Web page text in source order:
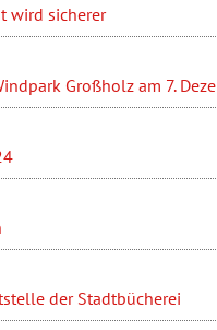
wird sicherer
Großholz am 7.
der Stadtbücherei